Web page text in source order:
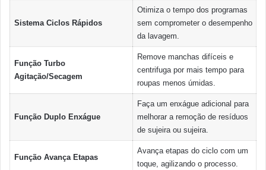
Sistema Ciclos Rápidos
Otimiza o tempo dos programas
sem comprometer o desempenho
da lavagem.
Função Turbo
Agitação/Secagem
Remove manchas difíceis e
centrifuga por mais tempo para
roupas menos úmidas.
Função Duplo Enxágue
Faça um enxágue adicional para
melhorar a remoção de resíduos
de sujeira ou sujeira.
Função Avança Etapas
Avança etapas do ciclo com um
toque, agilizando o processo.